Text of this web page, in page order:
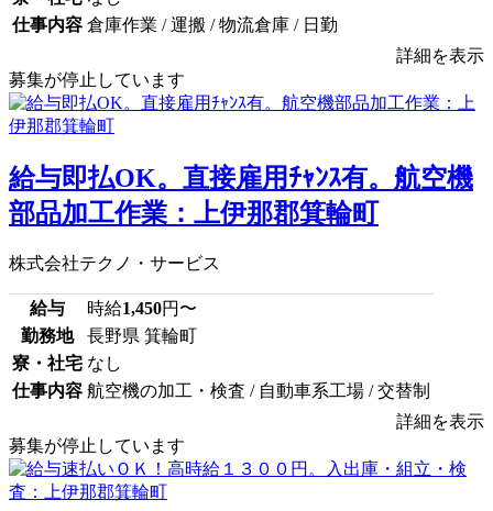
仕事内容 倉庫作業 / 運搬 / 物流倉庫 / 日勤
詳細を表示
募集が停止しています
給与即払OK。直接雇用ﾁｬﾝｽ有。航空機
部品加工作業：上伊那郡箕輪町
株式会社テクノ・サービス
給与 時給1,450円〜
勤務地
長野県 箕輪町
寮・社宅 なし
仕事内容 航空機の加工・検査 / 自動車系工場 / 交替制
詳細を表示
募集が停止しています